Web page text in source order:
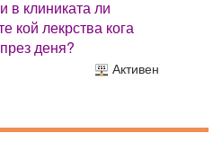
в клиниката ли
кой лекрства кога
деня?
Активен